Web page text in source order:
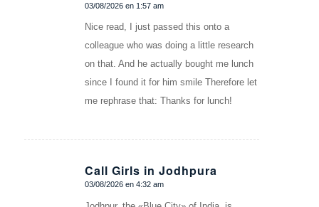
Dice:
03/08/2026 en 1:57 am
Nice read, I just passed this onto a
colleague who was doing a little research
on that. And he actually bought me lunch
since I found it for him smile Therefore let
me rephrase that: Thanks for lunch!
Call Girls in Jodhpura
Dice:
03/08/2026 en 4:32 am